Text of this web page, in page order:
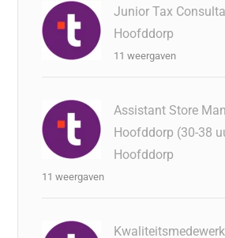
Junior Tax
Hoofddorp
11 weergaven
Assistant Store
Hoofddorp (30-38
Hoofddorp
11 weergaven